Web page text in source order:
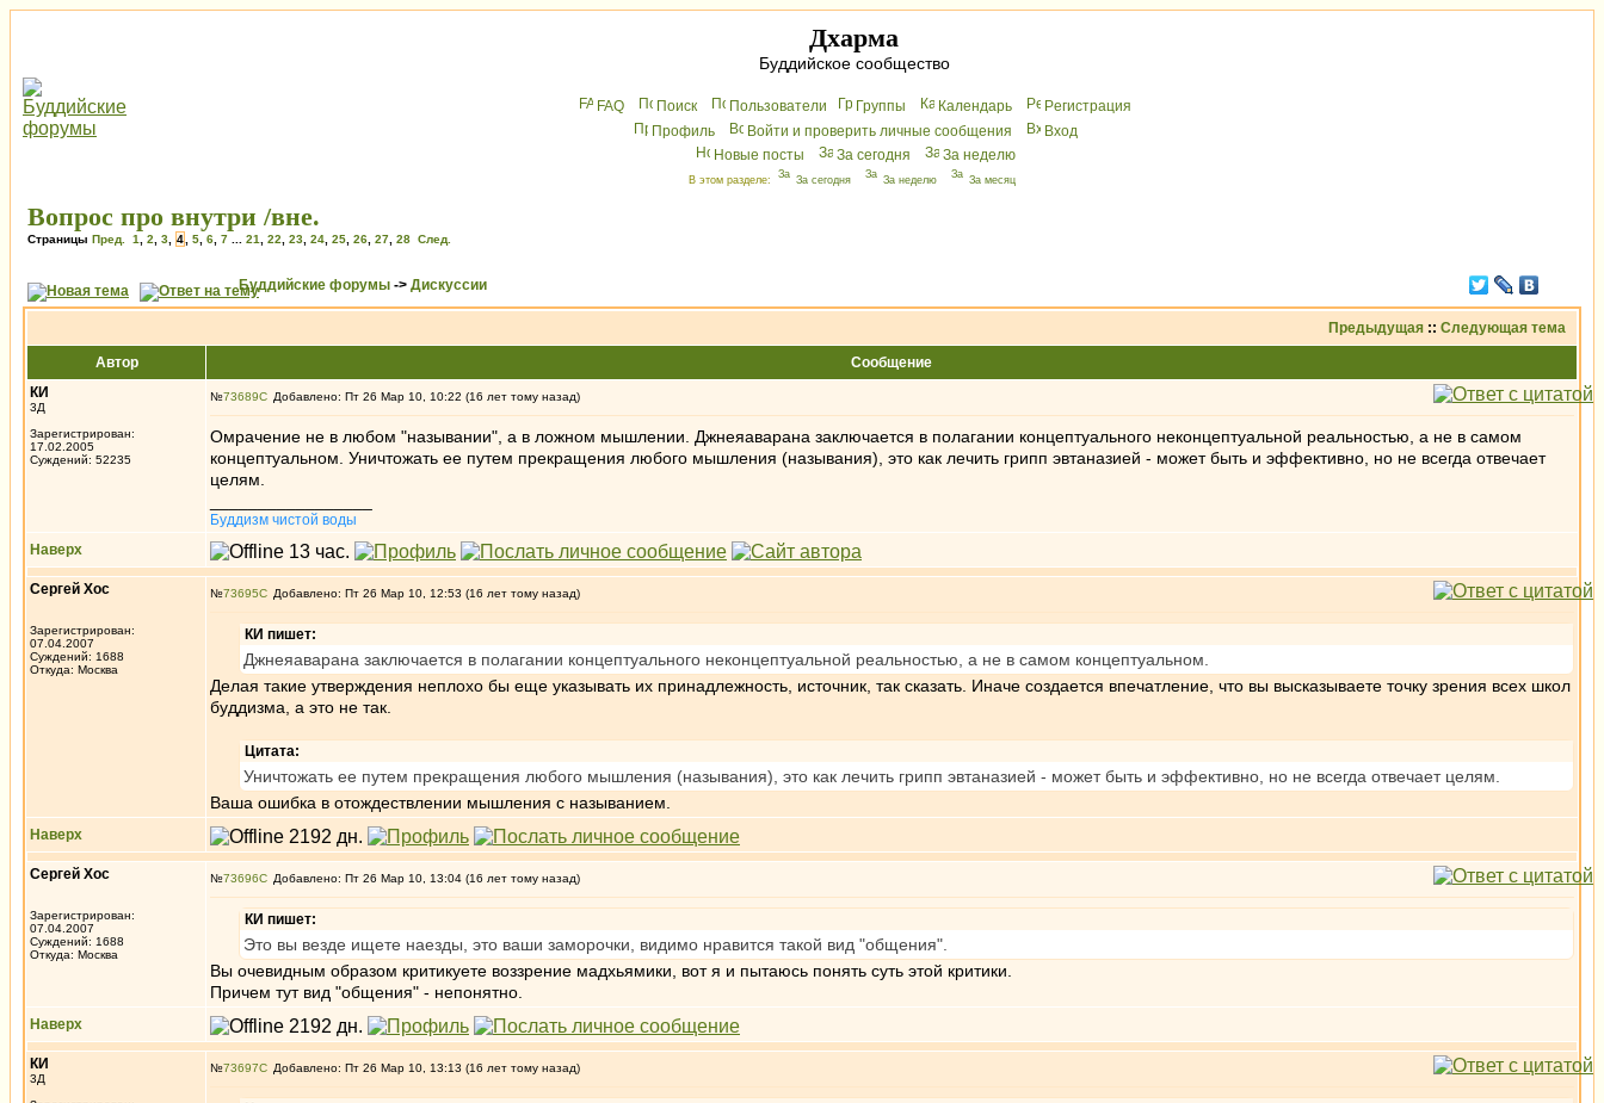
Дхарма
Буддийское сообщество
FAQ Поиск Пользователи Группы Календарь
Peгиcтрaция
Профиль
Войти и проверить личные сообщения
Вхoд
Новые посты
За сегодня За неделю
В этом разделе: За сегодня За неделю За месяц
Вопрос про внутри /вне.
Страницы Пред. 1 2 3 4 5 6 7 21 22 23 24 25 26 27 28 След.
Буддийские форумы -> Дискуссии
Предыдущая :: Следующая тема
Автор
Сообщение
КИ
3Д
Зарегистрирован:
17.02.2005
Суждений: 52235
№73689 Добавлено: Пт 26 Мар 10, 10:22 (16 лет тому назад)
Омрачение не в любом "назывании", а в ложном мышлении. Джнеяаварана заключается в полагании концептуального неконцептуальной реальностью, а не в самом
концептуальном. Уничтожать ее путем прекращения любого мышления (называния), это как лечить грипп эвтаназией - может быть и эффективно, но не всегда отвечает
целям.
Буддизм чистой воды
Наверх
Сергей Хос
Зарегистрирован:
07.04.2007
Суждений: 1688
Откуда: Москва
№73695 Добавлено: Пт 26 Мар 10, 12:53 (16 лет тому назад)
КИ пишет:
Джнеяаварана заключается в полагании концептуального неконцептуальной реальностью, а не в самом концептуальном.
Делая такие утверждения неплохо бы еще указывать их принадлежность, источник, так сказать. Иначе создается впечатление, что вы высказываете точку зрения всех школ
буддизма, а это не так.
Цитата:
Уничтожать ее путем прекращения любого мышления (называния), это как лечить грипп эвтаназией - может быть и эффективно, но не всегда отвечает целям.
Ваша ошибка в отождествлении мышления с называнием.
Наверх
Сергей Хос
Зарегистрирован:
07.04.2007
Суждений: 1688
Откуда: Москва
№73696 Добавлено: Пт 26 Мар 10, 13:04 (16 лет тому назад)
КИ пишет:
Это вы везде ищете наезды, это ваши заморочки, видимо нравится такой вид "общения".
Вы очевидным образом критикуете воззрение мадхьямики, вот я и пытаюсь понять суть этой критики.
Причем тут вид "общения" - непонятно.
Наверх
КИ
3Д
№73697 Добавлено: Пт 26 Мар 10, 13:13 (16 лет тому назад)